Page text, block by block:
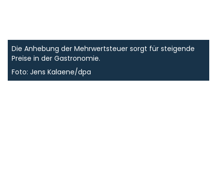
Die Anhebung der Mehrwertsteuer sorgt für steigende
Preise in der Gastronomie.
Foto: Jens Kalaene/dpa